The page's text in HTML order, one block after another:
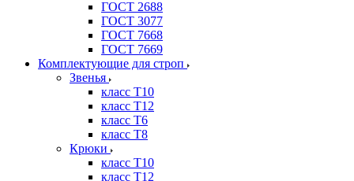
ГОСТ 2688
ГОСТ 3077
ГОСТ 7668
ГОСТ 7669
Комплектующие для строп
Звенья
класс Т10
класс Т12
класс Т6
класс Т8
Крюки
класс Т10
класс Т12